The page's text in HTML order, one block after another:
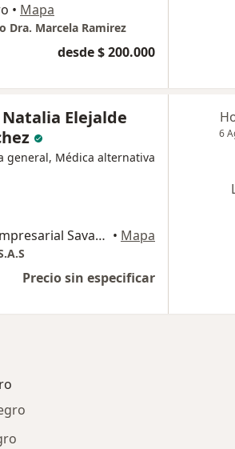
• Mapa
Dra. Marcela Ramirez
desde $ 200.000
Elejalde
general, Médica alternativa
Calle 42 56-39 centro empresarial Savanna plaza, consultorio 809, Rionegro • Mapa
Precio sin especificar
6